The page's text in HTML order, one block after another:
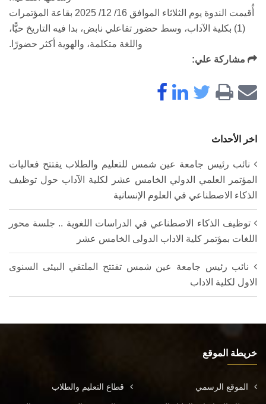
أُقيمت الندوة يوم الثلاثاء الموافق 16/ 12/ 2025 بقاعة المؤتمرات
(1) بكلية الآداب، وسط حضور تفاعلي نابض، بدا فيه التاريخ حيًّا،
واللغة متكلمة، والهوية أكثر حضورًا.
مشاركة علي:
اخر الأحداث
نائب رئيس جامعة عين شمس للتعليم والطلاب يفتتح فعاليات
المؤتمر العلمي الدولي الخامس عشر لكلية الآداب حول توظيف
الذكاء الاصطناعي في العلوم الإنسانية
توظيف الذكاء الاصطناعي في الدراسات اللغوية .. جلسة محور
اللغات بمؤتمر كلية الاداب الدولى الخامس عشر
نائب رئيس جامعة عين شمس تفتتح الملتقي البيئى السنوى
الاول لكلية الاداب
خريطة الموقع
الموقع الرسمي قطاع التعليم والطلاب